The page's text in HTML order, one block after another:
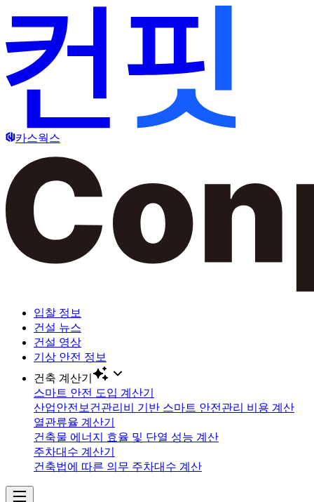
카스웍스
입찰 정보
건설 뉴스
건설 영상
기상 안전 정보
건축 계산기
스마트 안전 도입 계산기
산업안전보건관리비 기반 스마트 안전관리 비용 계산
열관류율 계산기
건축물 에너지 효율 및 단열 성능 계산
주차대수 계산기
건축법에 따른 의무 주차대수 계산